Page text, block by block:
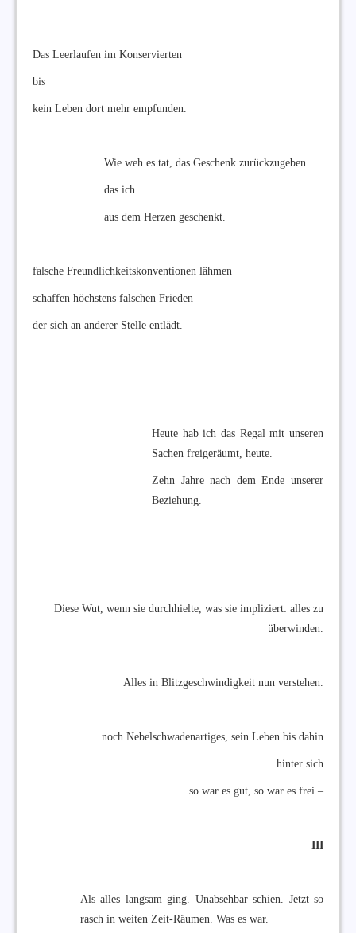
Das Leerlaufen im Konservierten
bis
kein Leben dort mehr empfunden.
Wie weh es tat, das Geschenk zurückzugeben
das ich
aus dem Herzen geschenkt.
falsche Freundlichkeitskonventionen lähmen
schaffen höchstens falschen Frieden
der sich an anderer Stelle entlädt.
Heute hab ich das Regal mit unseren
Sachen freigeräumt, heute.
Zehn Jahre nach dem Ende unserer
Beziehung.
Diese Wut, wenn sie durchhielte, was sie impliziert: alles zu
überwinden.
Alles in Blitzgeschwindigkeit nun verstehen.
noch Nebelschwadenartiges, sein Leben bis dahin
hinter sich
so war es gut, so war es frei –
III
Als alles langsam ging. Unabsehbar schien. Jetzt so
rasch in weiten Zeit-Räumen. Was es war.